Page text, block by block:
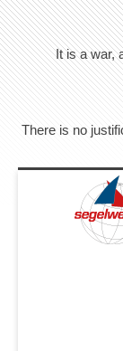
It is a war,
There is no